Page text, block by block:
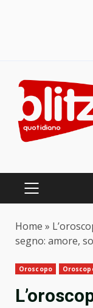
content
PRIMARY
Home »
segno: amore,
Oroscopo